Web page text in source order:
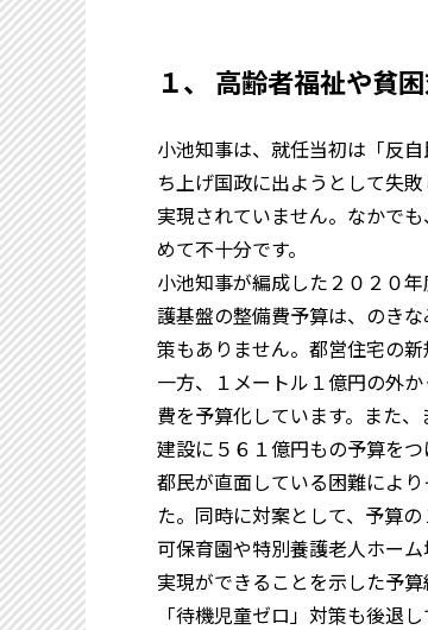
１、 高齢者福祉や貧
小池知事は、就任当初は「反
ち上げ国政に出ようとして失
実現されていません。なかで
めて不十分です。
小池知事が編成した２０２０
護基盤の整備費予算は、のき
策もありません。都営住宅の
一方、１メートル１億円の外
費を予算化しています。また
建設に５６１億円もの予算をつ
都民が直面している困難によ
た。同時に対案として、予算
可保育園や特別養護老人ホー
実現ができることを示した予
「待機児童ゼロ」対策も後退